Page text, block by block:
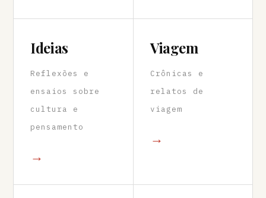
Ideias
Reflexões e
ensaios sobre
cultura e
pensamento
→
Viagem
Crônicas e
relatos de
viagem
→